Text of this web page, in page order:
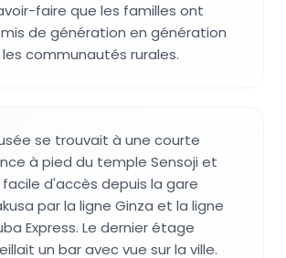
faire que les familles ont
de génération en génération
communautés rurales.
se trouvait à une courte
à pied du temple Sensoji et
d'accès depuis la gare
par la ligne Ginza et la ligne
Express. Le dernier étage
un bar avec vue sur la ville.